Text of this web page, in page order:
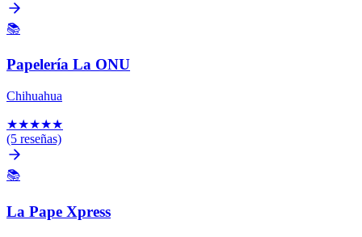
📚
Papelería La ONU
Chihuahua
★★★★★
(5 reseñas)
📚
La Pape Xpress